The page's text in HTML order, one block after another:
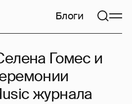
Блоги
Гомес и
журнала